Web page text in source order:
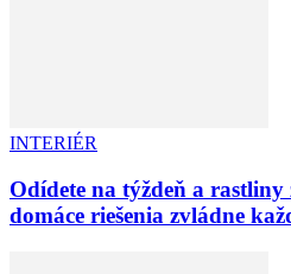
INTERIÉR
Odídete na týždeň a rastliny
domáce riešenia zvládne